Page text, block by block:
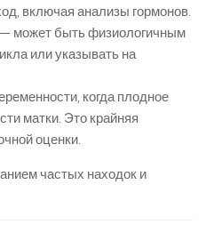
включая анализы гормонов.
может быть физиологичным
или указывать на
когда плодное
матки. Это крайняя
оценки.
частых находок и